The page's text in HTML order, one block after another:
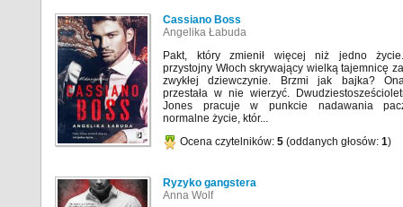
Cassiano Boss
Angelika Łabuda
Pakt, który zmienił więcej niż jedno
przystojny Włoch skrywający wielką tajemnicę
zwykłej dziewczynie. Brzmi jak bajka?
przestała w nie wierzyć.
Jones pracuje w punkcie nadawania
normalne życie, któr...
Ocena czytelników: 5 (oddanych głosów: 1)
Ryzyko gangstera
Anna Wolf